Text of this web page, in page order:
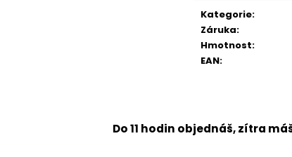
Kategorie:
Záruka:
Hmotnost:
EAN:
Do 11 hodin objednáš, zítra